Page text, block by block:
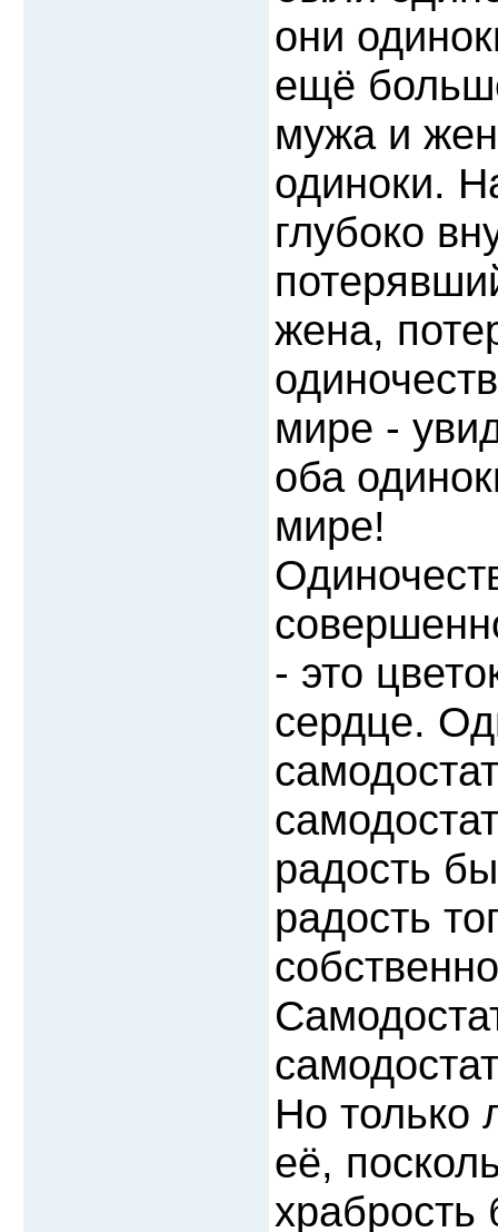
они
ещё
мужа и
одиноки.
глубоко
жена,
мире -
оба
мире!
- это
сердце.
радость
радость
Но только
её,
храбрость